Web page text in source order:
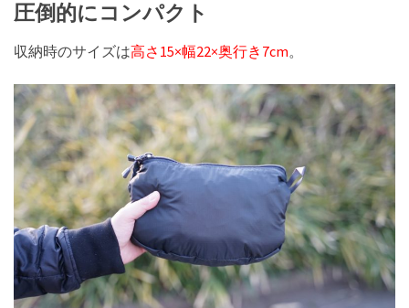
圧倒的にコンパクト
収納時のサイズは高さ15×幅22×奥行き7cm。